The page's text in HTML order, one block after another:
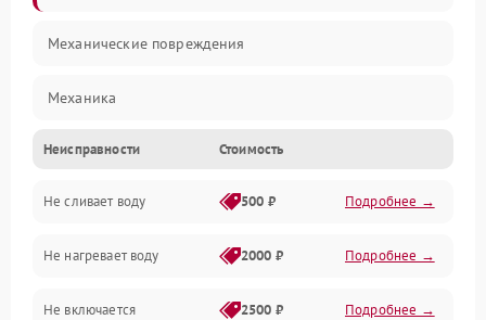
Механические повреждения
Механика
Управление
Электропитание
Датчики
Нагрев
Неисправности Стоимость
Не сливает воду 500 ₽ Подробнее →
Не нагревает воду 2000 ₽ Подробнее →
Не включается 2500 ₽ Подробнее →